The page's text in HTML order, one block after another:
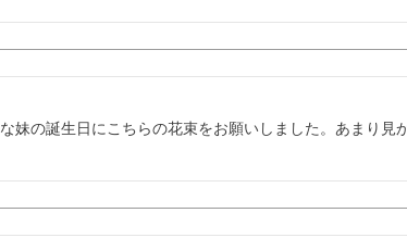
妹の誕生日にこちらの花束をお願いしました。あまり見